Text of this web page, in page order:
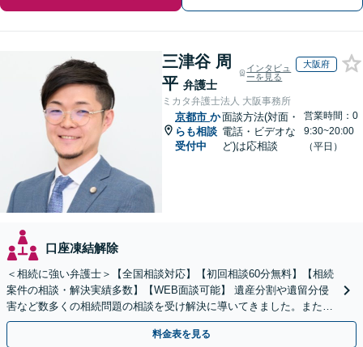
三津谷 周
平 弁護士
インタビュ
ーを見る
大阪府
ミカタ弁護士法人 大阪事務所
京都市 か
らも相談
受付中
面談方法(対面・
電話・ビデオな
ど)は応相談
営業時間：0
9:30~20:00
（平日）
口座凍結解除
＜相続に強い弁護士＞【全国相談対応】【初回相談60分無料】【相続
案件の相談・解決実績多数】【WEB面談可能】 遺産分割や遺留分侵
害など数多くの相続問題の相談を受け解決に導いてきました。また、
過去に１００件超の遺言作成のお手伝いをしました。
料金表を見る